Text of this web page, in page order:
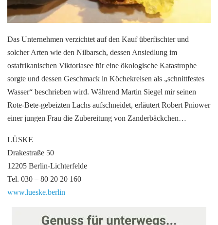
Das Unternehmen verzichtet auf den Kauf überfischter und
solcher Arten wie den Nilbarsch, dessen Ansiedlung im
ostafrikanischen Viktoriasee für eine ökologische Katastrophe
sorgte und dessen Geschmack in Köchekreisen als „schnittfestes
Wasser“ beschrieben wird. Während Martin Siegel mir seinen
Rote-Bete-gebeizten Lachs aufschneidet, erläutert Robert Pniower
einer jungen Frau die Zubereitung von Zanderbäckchen…
LÜSKE
Drakestraße 50
12205 Berlin-Lichterfelde
Tel. 030 – 80 20 20 160
www.lueske.berlin